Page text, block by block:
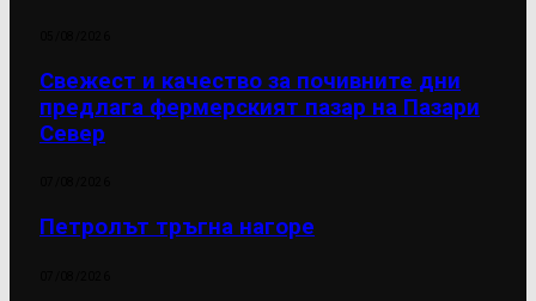
Свежест и качество за почивните дни
предлага фермерският пазар на Пазари
Север
Петролът тръгна нагоре